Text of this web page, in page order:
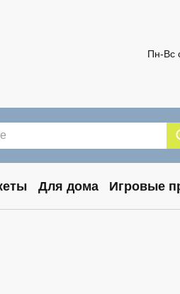
Пн-Вс
Для дома Игровые